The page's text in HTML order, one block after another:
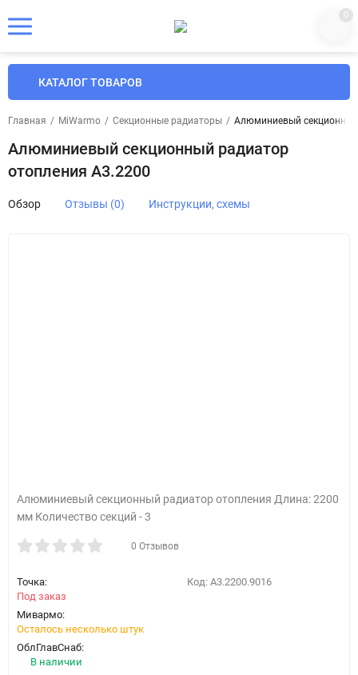
0
КАТАЛОГ ТОВАРОВ
Главная / MiWarmo / Секционные радиаторы / Алюминиевый
Алюминиевый секционный радиатор
отопления A3.2200
Обзор Отзывы (0) Инструкции, схемы
Алюминиевый секционный радиатор отопления Длина: 2200
мм Количество секций - 3
0 Отзывов
Код: A3.2200.9016
Точка:
Под заказ
Мивармо:
Осталось несколько штук
ОблГлавСнаб:
В наличии